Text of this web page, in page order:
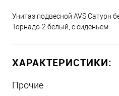
Унитаз подвесной AVS Сатурн
Торнадо-2 белый, с сиденьем
ХАРАКТЕРИСТИКИ:
Прочие